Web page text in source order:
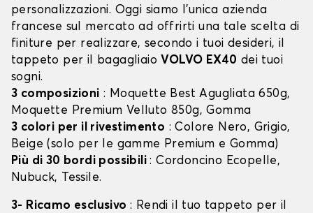
personalizzazioni. Oggi siamo l’unica azienda
francese sul mercato ad offrirti una tale scelta di
finiture per realizzare, secondo i tuoi desideri, il
tappeto per il bagagliaio VOLVO EX40 dei tuoi
sogni.
3 composizioni : Moquette Best Agugliata 650g,
Moquette Premium Velluto 850g, Gomma
3 colori per il rivestimento : Colore Nero, Grigio,
Beige (solo per le gamme Premium e Gomma)
Più di 30 bordi possibili: Cordoncino Ecopelle,
Nubuck, Tessile.
3- Ricamo esclusivo : Rendi il tuo tappeto per il